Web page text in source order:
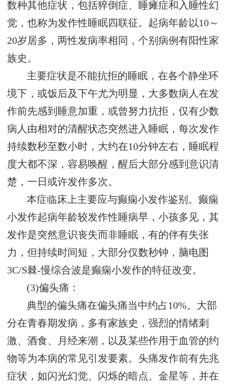
数种其他症状，包括猝倒症、睡瘫症和入睡性幻
觉，也称为发作性睡眠四联征。起病年龄以10～
20岁居多，两性发病率相同，个别病例有阳性家
族史。
主要症状是不能抗拒的睡眠，在各个静坐环
境下，或饭后及下午尤为明显，大多数病人在发
作前先感到睡意加重，或曾努力抗拒，仅有少数
病人由相对的清醒状态突然进入睡眠，每次发作
持续数秒至数小时，大约在10分钟左右，睡眠程
度大都不深，容易唤醒，醒后大部分感到意识清
楚，一日或许发作多次。
本症临床上主要应与癫痫小发作鉴别。癫痫
小发作起病年龄较发作性睡病早，小孩多见，其
发作是突然意识丧失而非睡眠，有的伴有失张
力，但持续时间短，大部分仅数秒钟，脑电图
3C/S棘-慢综合波是癫痫小发作的特征改变。
(3)偏头痛：
典型的偏头痛在偏头痛当中约占10%。大部
分在青春期发病，多有家族史，强烈的情绪刺
激、酒食、月经来潮，以及某些作用于血管的约
物等为本病的常见引发要素。头痛发作前有先兆
症状，如闪光幻觉、闪烁的暗点、金星等，并在